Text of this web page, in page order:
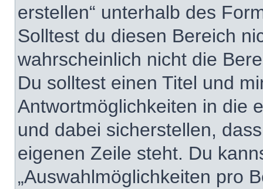
erstellen“ unterhalb des
Solltest du diesen Bereich
wahrscheinlich nicht die
Du solltest einen Titel und
Antwortmöglichkeiten in die
und dabei sicherstellen,
eigenen Zeile steht. Du
„Auswahlmöglichkeiten pro